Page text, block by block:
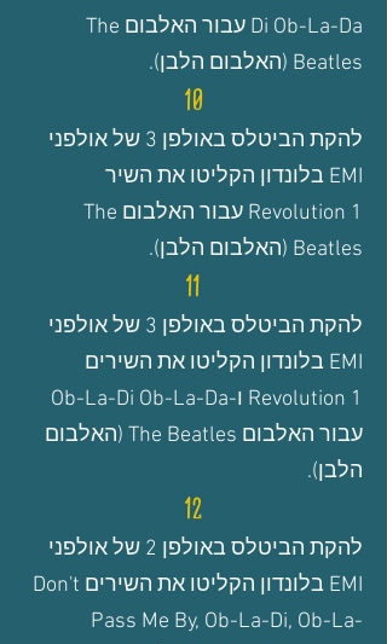
Di Ob-La-Da
עבור האלבום The
Beatles (האלבום הלבן).
10
להקת הביטלס באולפן 3 של אולפני
EMI בלונדון הקליטו את השיר
Revolution 1 עבור האלבום The
Beatles (האלבום הלבן).
11
להקת הביטלס באולפן 3 של אולפני
EMI בלונדון הקליטו את השירים
Revolution 1 ו-Ob-La-Di Ob-La-Da
עבור האלבום The Beatles (האלבום
הלבן).
12
להקת הביטלס באולפן 2 של אולפני
EMI בלונדון הקליטו את השירים Don't
Pass Me By, Ob-La-Di, Ob-La-